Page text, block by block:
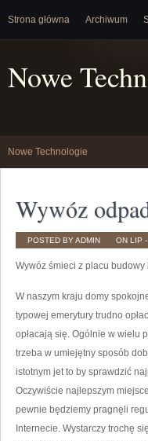
Strona główna Archiwum
Nowe
Nowe Technologie
Wywóz
POSTED BY ADMIN ON LIP
Wywóz śmieci z placu budowy
W naszym kraju domy
typowej emerytury trudno
opłacają się. Ogólnie w wielu
trzeba w umiejętny sposób
istotnym jet to by sprawdzić
Oczywiście najlepszym
pewnie będziemy pragnęli
Internecie. Wystarczy trochę